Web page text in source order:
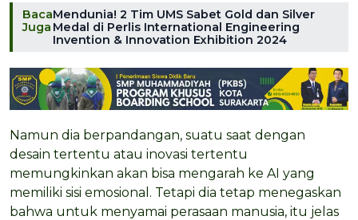
Baca
Juga
Mendunia! 2 Tim UMS Sabet Gold dan Silver
Medal di Perlis International Engineering
Invention & Innovation Exhibition 2024
Namun dia berpandangan, suatu saat dengan
desain tertentu atau inovasi tertentu
memungkinkan akan bisa mengarah ke AI yang
memiliki sisi emosional. Tetapi dia tetap menegaskan
bahwa untuk menyamai perasaan manusia, itu jelas